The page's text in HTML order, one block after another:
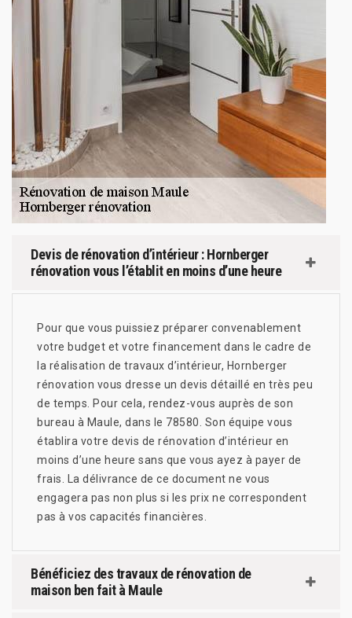
Devis de rénovation d’intérieur : Hornberger
rénovation vous l’établit en moins d’une heure
Pour que vous puissiez préparer convenablement
votre budget et votre financement dans le cadre de
la réalisation de travaux d’intérieur, Hornberger
rénovation vous dresse un devis détaillé en très peu
de temps. Pour cela, rendez-vous auprès de son
bureau à Maule, dans le 78580. Son équipe vous
établira votre devis de rénovation d’intérieur en
moins d’une heure sans que vous ayez à payer de
frais. La délivrance de ce document ne vous
engagera pas non plus si les prix ne correspondent
pas à vos capacités financières.
Bénéficiez des travaux de rénovation de
maison ben fait à Maule